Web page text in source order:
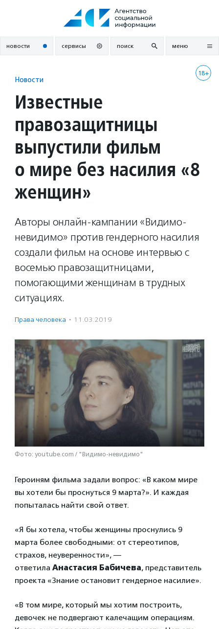
новости сервисы поиск меню
18+
Новости
Известные
правозащитницы
выпустили фильм
о мире без насилия «8
женщин»
Авторы онлайн-кампании «Видимо-
невидимо» против гендерного насилия
создали фильм на основе интервью с
восемью правозащитницами,
помогающими женщинам в трудных
ситуациях.
Права человека · 11.03.2019
Фото: youtube.com / "Видимо-невидимо"
Героиням фильма задали вопрос: «В каком мире
вы хотели бы проснуться 9 марта?». И каждая
попыталась найти свой ответ.
«Я бы хотела, чтобы женщины проснулись 9
марта более свободными: от стереотипов,
страхов, неуверенности», —
ответила Анастасия Бабичева, представитель
проекта «Знание остановит гендерное насилие».
«В том мире, который мы хотим построить,
девочек не подвергают калечащим операциям.